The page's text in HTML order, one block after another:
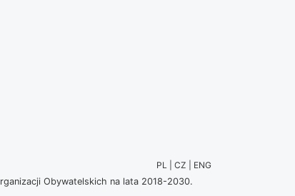
PL | CZ | ENG
Obywatelskich na lata 2018-2030.